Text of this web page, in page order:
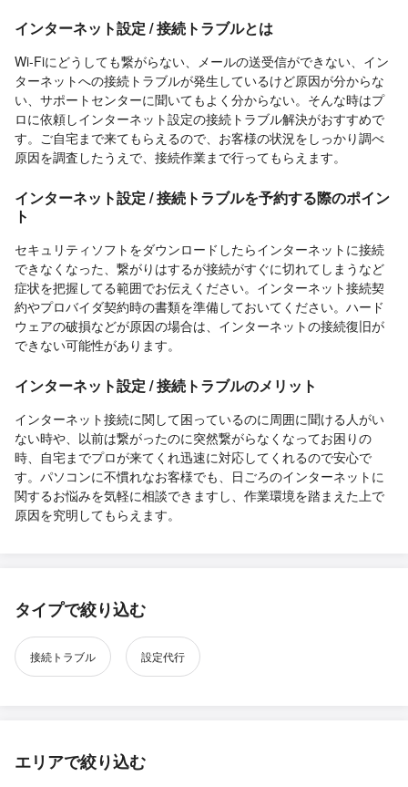
インターネット設定 / 接続トラブルとは
Wi-Fiにどうしても繋がらない、メールの送受信ができない、イン
ターネットへの接続トラブルが発生しているけど原因が分からな
い、サポートセンターに聞いてもよく分からない。そんな時はプ
ロに依頼しインターネット設定の接続トラブル解決がおすすめで
す。ご自宅まで来てもらえるので、お客様の状況をしっかり調べ
原因を調査したうえで、接続作業まで行ってもらえます。
インターネット設定 / 接続トラブルを予約する際のポイン
ト
セキュリティソフトをダウンロードしたらインターネットに接続
できなくなった、繋がりはするが接続がすぐに切れてしまうなど
症状を把握してる範囲でお伝えください。インターネット接続契
約やプロバイダ契約時の書類を準備しておいてください。ハード
ウェアの破損などが原因の場合は、インターネットの接続復旧が
できない可能性があります。
インターネット設定 / 接続トラブルのメリット
インターネット接続に関して困っているのに周囲に聞ける人がい
ない時や、以前は繋がったのに突然繋がらなくなってお困りの
時、自宅までプロが来てくれ迅速に対応してくれるので安心で
す。パソコンに不慣れなお客様でも、日ごろのインターネットに
関するお悩みを気軽に相談できますし、作業環境を踏まえた上で
原因を究明してもらえます。
タイプで絞り込む
接続トラブル 設定代行
エリアで絞り込む